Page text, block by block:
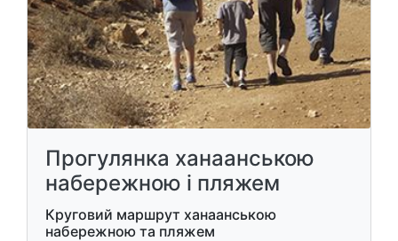
Прогулянка ханаанською
набережною і пляжем
Круговий маршрут ханаанською
набережною та пляжем